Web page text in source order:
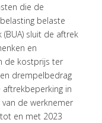
die de
belaste
sluit de aftrek
en
de kostprijs ter
drempelbedrag
in
de werknemer
en met 2023